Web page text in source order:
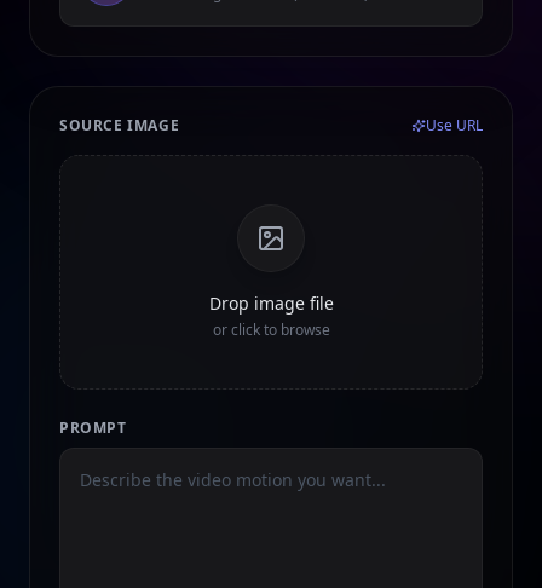
SOURCE IMAGE Use URL
Drop image file
or click to browse
PROMPT